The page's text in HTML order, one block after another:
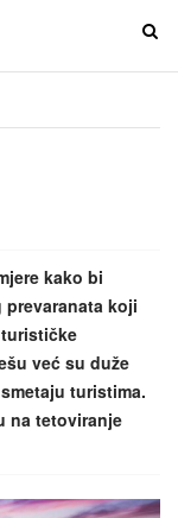
T
i
kako bi
koji
već su duže
turistima.
na tetoviranje